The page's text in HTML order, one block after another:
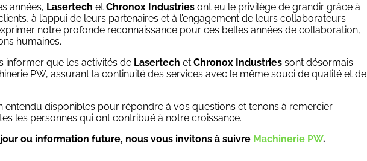
années, Lasertech et Chronox Industriesont eu le privilège de grandir grâce à
à l’appui de leurs partenaires et à l’engagement de leurs collaborateurs.
notre profonde reconnaissance pour ces belles années de collaboration,
humaines.
informer que les activités de Lasertech et Chronox Industriessont désormais
PW, assurant la continuité des services avec le même souci de qualité et de
entendu disponibles pour répondre à vos questions et tenons à remercier
les personnes qui ont contribué à notre croissance.
ou information future, nous vous invitons à suivre Machinerie PW.